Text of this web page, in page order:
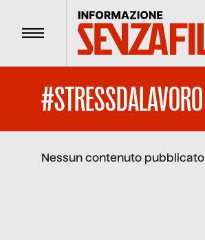
Menu
#STRESSDALAVORO
Nessun contenuto pubblicato